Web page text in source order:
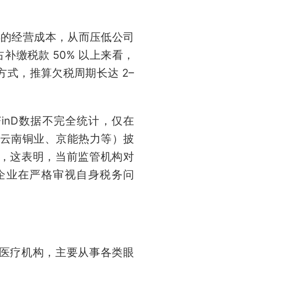
经营成本，从而压低公司
缴税款 50% 以上来看，
式，推算欠税周期长达 2–
数据不完全统计，仅在
南铜业、京能热力等）披
这表明，当前监管机构对
业在严格审视自身税务问
疗机构，主要从事各类眼